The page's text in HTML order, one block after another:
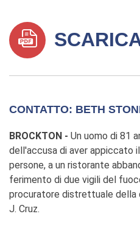
CONTATTO: BETH
BROCKTON - Un uomo di 81
dell'accusa di aver appiccato
persone, a un ristorante
ferimento di due vigili del
procuratore distrettuale
J. Cruz.